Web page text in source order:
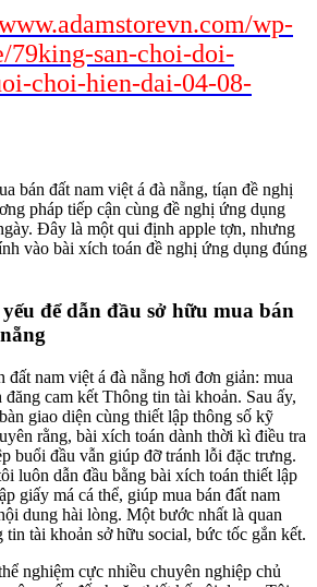
wp-
79king-san-choi-doi-
choi-hien-dai-04-08-
bán đất nam việt á đà nẵng, tíạn đề nghị
pháp tiếp cận cùng đề nghị ứng dụng
Đây là một qui định apple tợn, nhưng
vào bài xích toán đề nghị ứng dụng đúng
để dẫn đầu sở hữu mua bán
đất nam việt á đà nẵng hơi đơn giản: mua
cam kết Thông tin tài khoản. Sau ấy,
giao diện cùng thiết lập thông số kỹ
rằng, bài xích toán dành thời kì điều tra
buổi đầu vẫn giúp đỡ tránh lỗi đặc trưng.
luôn dẫn đầu bằng bài xích toán thiết lập
giấy má cá thể, giúp mua bán đất nam
dung hài lòng. Một bước nhất là quan
tài khoản sở hữu social, bức tốc gắn kết.
nghiệm cực nhiều chuyên nghiệp chủ